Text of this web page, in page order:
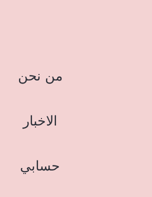
من نحن
الاخبار
حسابي